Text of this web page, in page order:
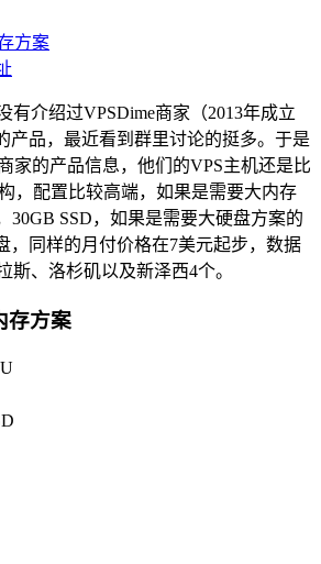
方案
有介绍过VPSDime商家（2013年成立
产品，最近看到群里讨论的挺多。于是
家的产品信息，他们的VPS主机还是比
，配置比较高端，如果是需要大内存
30GB SSD，如果是需要大硬盘方案的
，同样的月付价格在7美元起步，数据
斯、洛杉矶以及新泽西4个。
存方案